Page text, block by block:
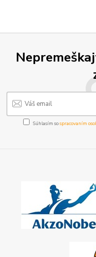
Súhlasím sospracovaním